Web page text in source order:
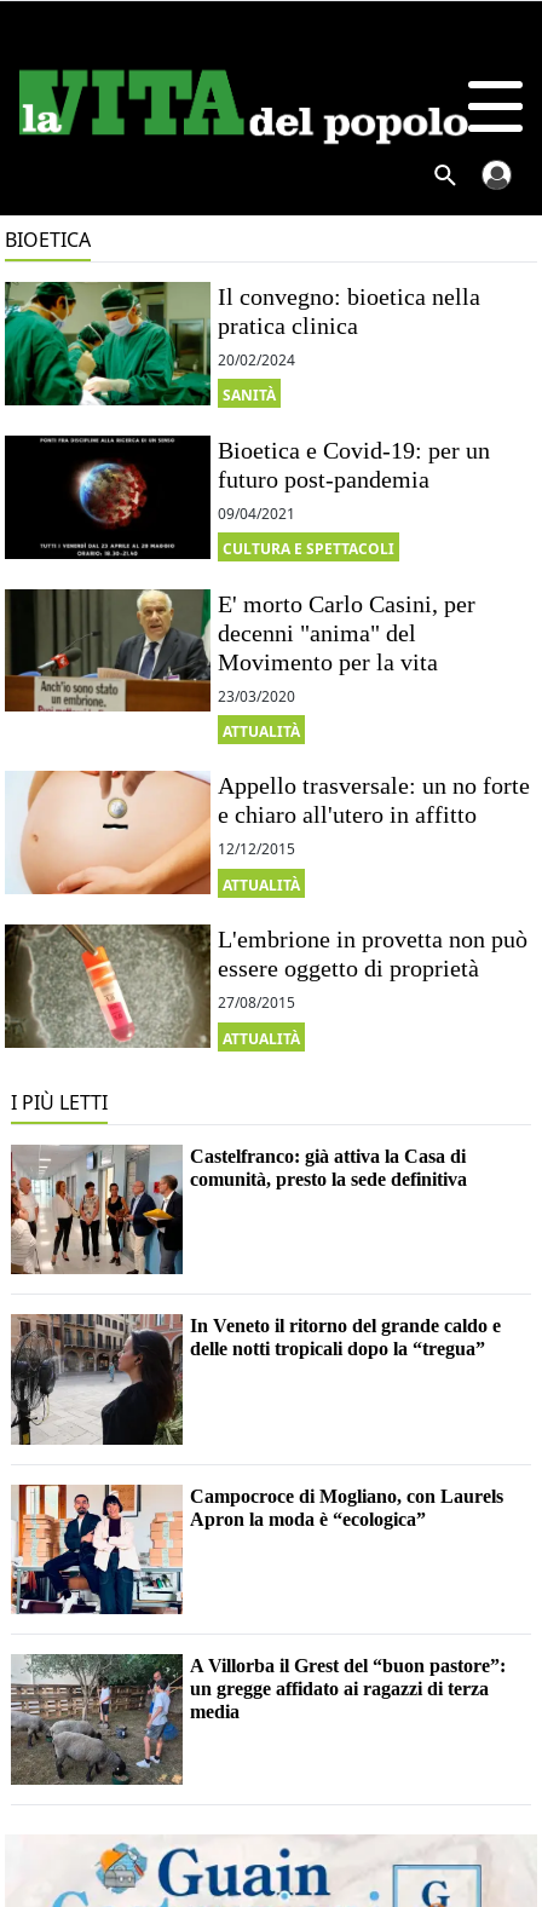
BIOETICA
Il convegno: bioetica nella
pratica clinica
20/02/2024
SANITÀ
Bioetica e Covid-19: per un
futuro post-pandemia
09/04/2021
CULTURA E SPETTACOLI
E' morto Carlo Casini, per
decenni "anima" del
Movimento per la vita
23/03/2020
ATTUALITÀ
Appello trasversale: un no forte
e chiaro all'utero in affitto
12/12/2015
ATTUALITÀ
L'embrione in provetta non può
essere oggetto di proprietà
27/08/2015
ATTUALITÀ
I PIÙ LETTI
Castelfranco: già attiva la Casa di
comunità, presto la sede definitiva
In Veneto il ritorno del grande caldo e
delle notti tropicali dopo la “tregua”
Campocroce di Mogliano, con Laurels
Apron la moda è “ecologica”
A Villorba il Grest del “buon pastore”:
un gregge affidato ai ragazzi di terza
media